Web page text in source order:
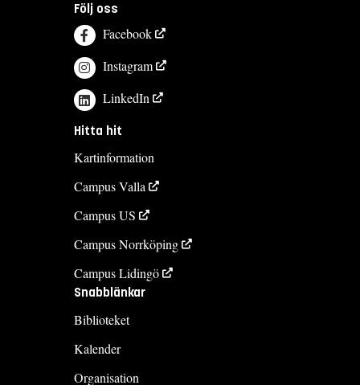
Följ oss
Facebook
Instagram
LinkedIn
Hitta hit
Kartinformation
Campus Valla
Campus US
Campus Norrköping
Campus Lidingö
Snabblänkar
Biblioteket
Kalender
Organisation